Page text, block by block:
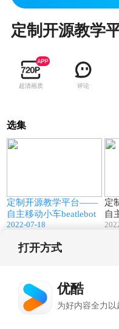
超清画质 评论
选集
定制开源教学平台——
自主移动小车beatlebot
2022-07-18
定
自
打开方式
优酷
为好内容全力以